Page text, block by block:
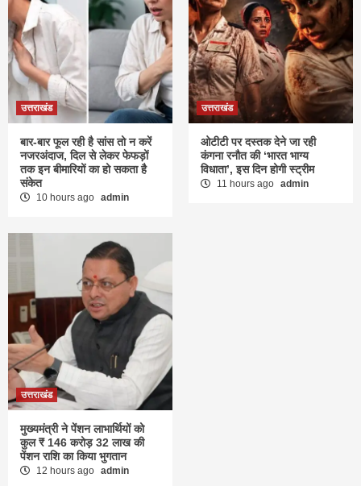
उत्तराखंड
बार-बार फूल रही है सांस तो न करें
नजरअंदाज, दिल से लेकर फेफड़ों
तक इन बीमारियों का हो सकता है
संकेत
10 hours ago admin
उत्तराखंड
ओटीटी पर दस्तक देने जा रही
कंगना रनौत की ‘भारत भाग्य
विधाता’, इस दिन होगी स्ट्रीम
11 hours ago admin
उत्तराखंड
मुख्यमंत्री ने पेंशन लाभार्थियों को
कुल ₹ 146 करोड़ 32 लाख की
पेंशन राशि का किया भुगतान
12 hours ago admin